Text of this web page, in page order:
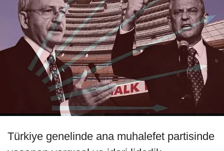
Türkiye genelinde ana muhalefet partisinde